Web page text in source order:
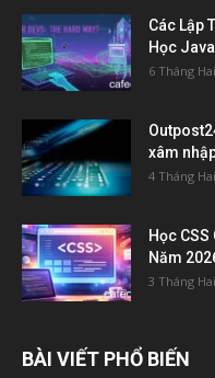
Các Lập
Học
6 Tháng
xâm
4 Tháng
Học
Năm
3 Tháng
BÀI VIẾT PHỔ BIẾN